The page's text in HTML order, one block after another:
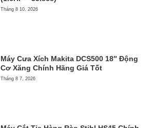
Tháng 8 10, 2026
Máy Cưa Xích Makita DCS500 18″ Động
Cơ Xăng Chính Hãng Giá Tốt
Tháng 8 7, 2026